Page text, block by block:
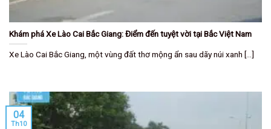
Khám phá Xe Lào Cai Bắc Giang: Điểm đến tuyệt vời tại Bắc Việt Nam
Xe Lào Cai Bắc Giang, một vùng đất thơ mộng ẩn sau dãy núi xanh [...]
04
Th10